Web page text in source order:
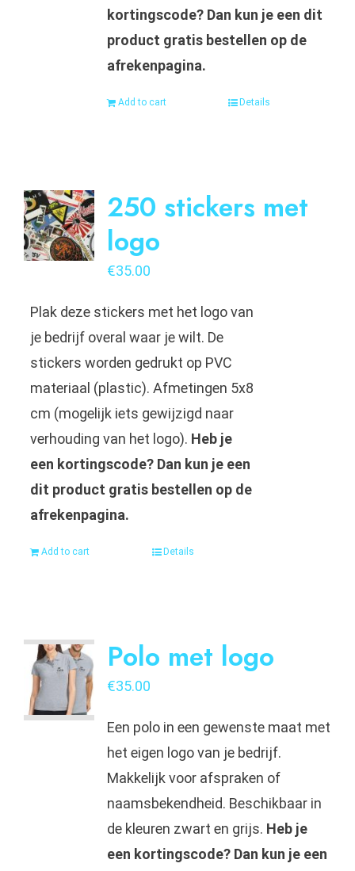
kortingscode? Dan kun je een dit
product gratis bestellen op de
afrekenpagina.
Add to cart Details
250 stickers met
logo
€35.00
Plak deze stickers met het logo van
je bedrijf overal waar je wilt. De
stickers worden gedrukt op PVC
materiaal (plastic). Afmetingen 5x8
cm (mogelijk iets gewijzigd naar
verhouding van het logo). Heb je
een kortingscode? Dan kun je een
dit product gratis bestellen op de
afrekenpagina.
Add to cart Details
Polo met logo
€35.00
Een polo in een gewenste maat met
het eigen logo van je bedrijf.
Makkelijk voor afspraken of
naamsbekendheid. Beschikbaar in
de kleuren zwart en grijs. Heb je
een kortingscode? Dan kun je een